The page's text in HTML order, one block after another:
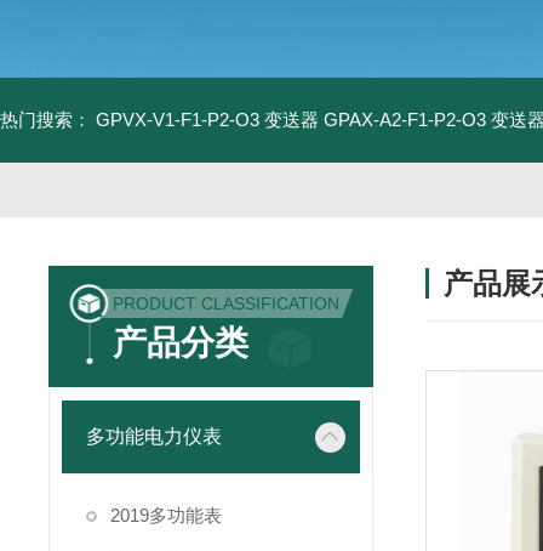
热门搜索： GPVX-V1-F1-P2-O3 变送器 GPAX-A2-F1-P2-O3 变送
PRODUCT CLASSIFICATION
产品分类
多功能电力仪表
2019多功能表
产品展